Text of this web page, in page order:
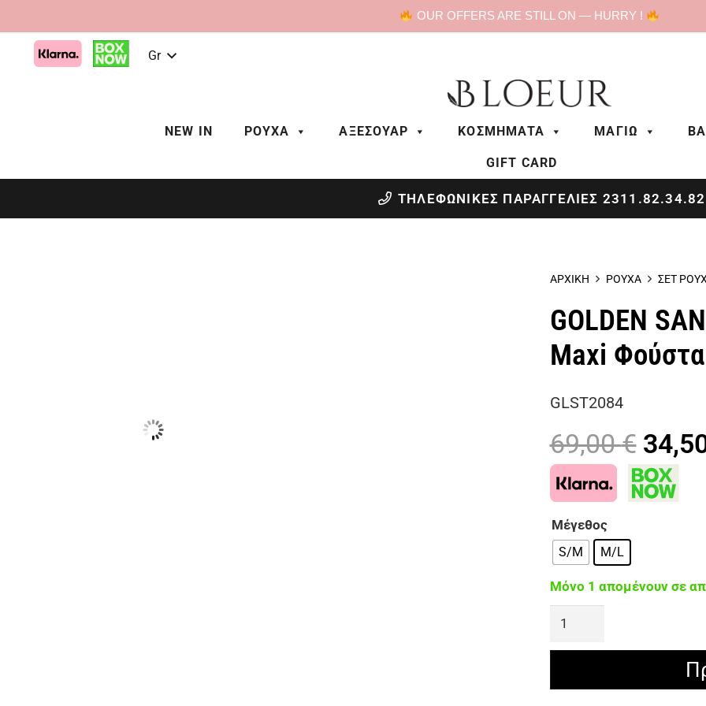
OUR OFFERS ARE STILL ON — HURRY !
Gr
NEW IN ΡΟΥΧΑ ΑΞΕΣΟΥΑΡ ΚΟΣΜΗΜΑΤΑ ΜΑΓΙΩ
GIFT CARD
ΤΗΛΕΦΩΝΙΚΕΣ ΠΑΡΑΓΓΕΛΙΕΣ 2311.82.34.82
ΑΡΧΙΚΗ ΡΟΥΧΑ ΣΕΤ
GOLDEN
Maxi Φούστα
GLST2084
69,00€
price
was:
69,00
Μέγεθος
S/M M/L
Μόνο 1 απομένουν σε
GOLDEN